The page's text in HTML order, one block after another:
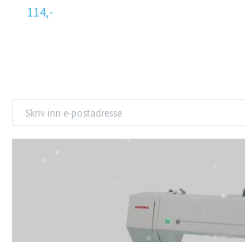
114,-